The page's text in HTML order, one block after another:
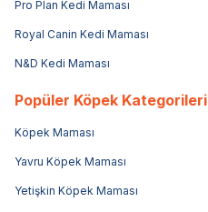
Pro Plan Kedi Maması
Royal Canin Kedi Maması
N&D Kedi Maması
Popüler Köpek Kategorileri
Köpek Maması
Yavru Köpek Maması
Yetişkin Köpek Maması